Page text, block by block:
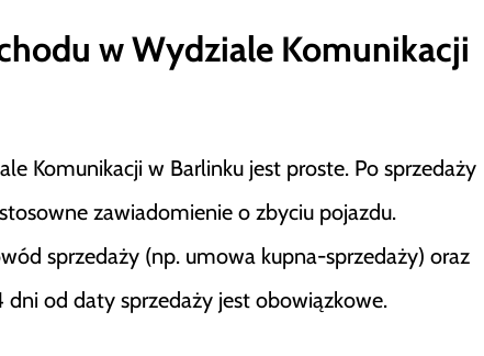
w Wydziale Komunikacji
Komunikacji w Barlinku jest proste. Po sprzedaży
zawiadomienie o zbyciu pojazdu.
sprzedaży (np. umowa kupna-sprzedaży) oraz
dni od daty sprzedaży jest obowiązkowe.